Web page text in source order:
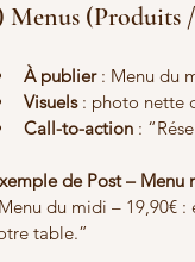
Menus (Produits
À publier : Menu du
Visuels : photo nette
Call-to-action :
de Post – Menu
du midi – 19,90€ :
table.”